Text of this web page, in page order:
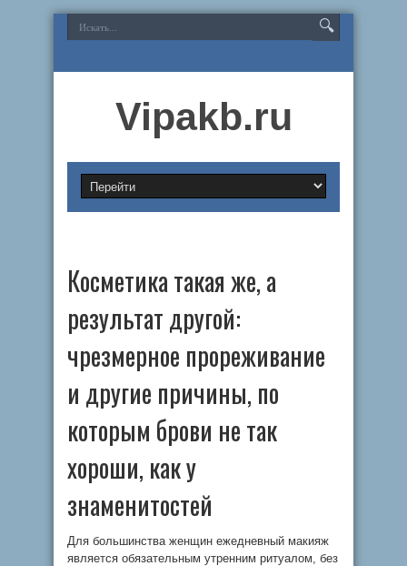
Vipakb.ru
Косметика такая же, а
результат другой:
чрезмерное прореживание
и другие причины, по
которым брови не так
хороши, как у
знаменитостей
Для большинства женщин ежедневный макияж
является обязательным утренним ритуалом, без